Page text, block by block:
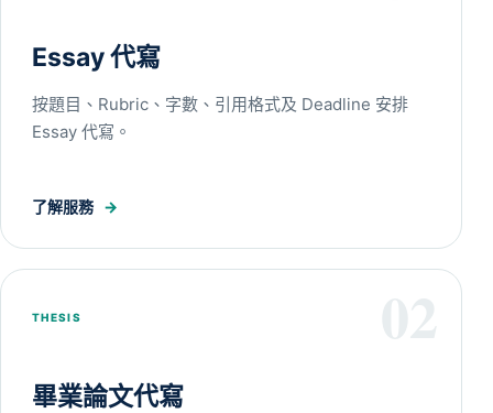
Essay 代寫
按題目、Rubric、字數、引用格式及 Deadline 安排
Essay 代寫。
了解服務 →
THESIS
畢業論文代寫